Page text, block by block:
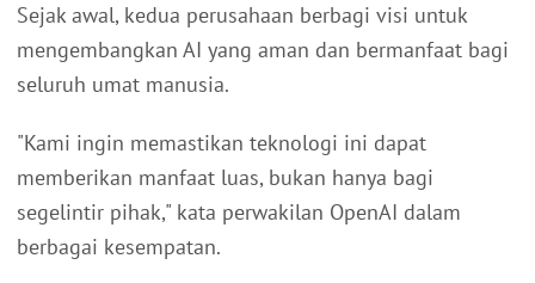
Sejak awal, kedua perusahaan berbagi visi untuk
mengembangkan AI yang aman dan bermanfaat bagi
seluruh umat manusia.
"Kami ingin memastikan teknologi ini dapat
memberikan manfaat luas, bukan hanya bagi
segelintir pihak," kata perwakilan OpenAI dalam
berbagai kesempatan.